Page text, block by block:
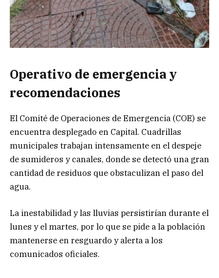
Operativo de emergencia y
recomendaciones
El Comité de Operaciones de Emergencia (COE) se
encuentra desplegado en Capital. Cuadrillas
municipales trabajan intensamente en el despeje
de sumideros y canales, donde se detectó una gran
cantidad de residuos que obstaculizan el paso del
agua.
La inestabilidad y las lluvias persistirían durante el
lunes y el martes, por lo que se pide a la población
mantenerse en resguardo y alerta a los
comunicados oficiales.